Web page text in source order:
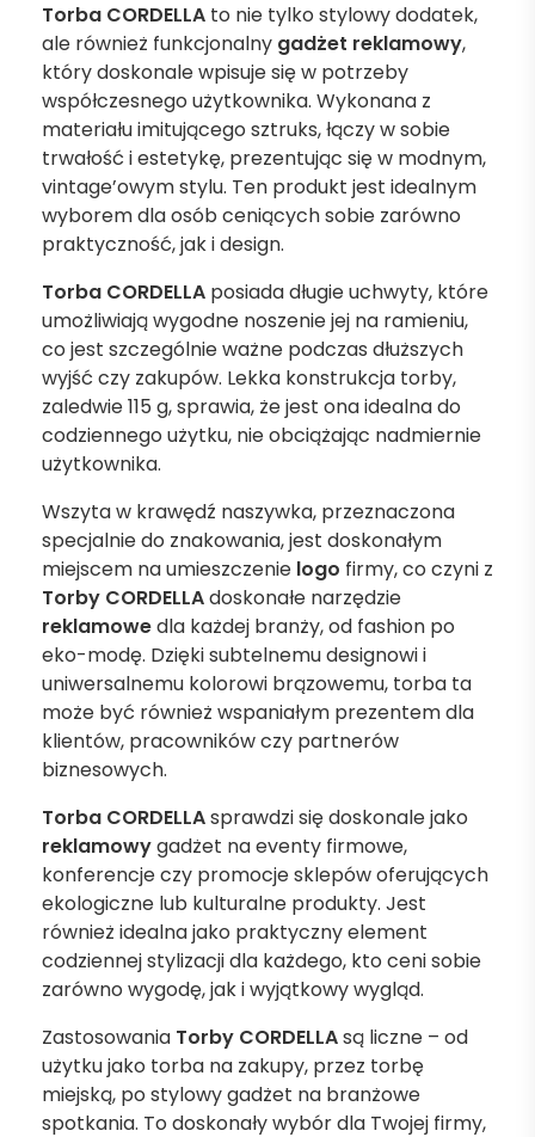
Torba CORDELLA to nie tylko stylowy dodatek,
ale również funkcjonalny gadżet reklamowy,
który doskonale wpisuje się w potrzeby
współczesnego użytkownika. Wykonana z
materiału imitującego sztruks, łączy w sobie
trwałość i estetykę, prezentując się w modnym,
vintage’owym stylu. Ten produkt jest idealnym
wyborem dla osób ceniących sobie zarówno
praktyczność, jak i design.
Torba CORDELLA posiada długie uchwyty, które
umożliwiają wygodne noszenie jej na ramieniu,
co jest szczególnie ważne podczas dłuższych
wyjść czy zakupów. Lekka konstrukcja torby,
zaledwie 115 g, sprawia, że jest ona idealna do
codziennego użytku, nie obciążając nadmiernie
użytkownika.
Wszyta w krawędź naszywka, przeznaczona
specjalnie do znakowania, jest doskonałym
miejscem na umieszczenie logo firmy, co czyni z
Torby CORDELLAdoskonałe narzędzie
reklamowedla każdej branży, od fashion po
eko-modę. Dzięki subtelnemu designowi i
uniwersalnemu kolorowi brązowemu, torba ta
może być również wspaniałym prezentem dla
klientów, pracowników czy partnerów
biznesowych.
Torba CORDELLAsprawdzi się doskonale jako
reklamowygadżet na eventy firmowe,
konferencje czy promocje sklepów oferujących
ekologiczne lub kulturalne produkty. Jest
również idealna jako praktyczny element
codziennej stylizacji dla każdego, kto ceni sobie
zarówno wygodę, jak i wyjątkowy wygląd.
Zastosowania Torby CORDELLAsą liczne – od
użytku jako torba na zakupy, przez torbę
miejską, po stylowy gadżet na branżowe
spotkania. To doskonały wybór dla Twojej firmy,